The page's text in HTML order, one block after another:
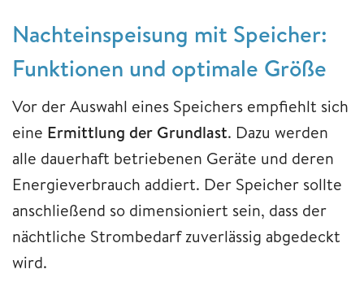
Nachteinspeisung mit Speicher:
Funktionen und optimale Größe
Vor der Auswahl eines Speichers empfiehlt sich
eine Ermittlung der Grundlast. Dazu werden
alle dauerhaft betriebenen Geräte und deren
Energieverbrauch addiert. Der Speicher sollte
anschließend so dimensioniert sein, dass der
nächtliche Strombedarf zuverlässig abgedeckt
wird.